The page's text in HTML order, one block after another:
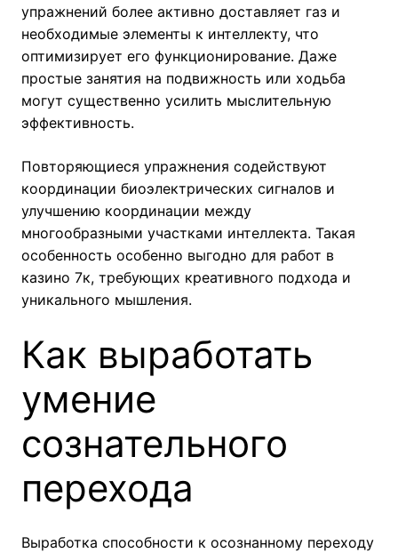
упражнений более активно доставляет газ и
необходимые элементы к интеллекту, что
оптимизирует его функционирование. Даже
простые занятия на подвижность или ходьба
могут существенно усилить мыслительную
эффективность.
Повторяющиеся упражнения содействуют
координации биоэлектрических сигналов и
улучшению координации между
многообразными участками интеллекта. Такая
особенность особенно выгодно для работ в
казино 7к, требующих креативного подхода и
уникального мышления.
Как выработать
умение
сознательного
перехода
Выработка способности к осознанному переходу